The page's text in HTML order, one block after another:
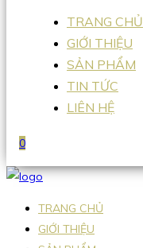
TRANG CHỦ
GIỚI THIỆU
SẢN PHẨM
TIN TỨC
LIÊN HỆ
0
TRANG CHỦ
GIỚI THIỆU